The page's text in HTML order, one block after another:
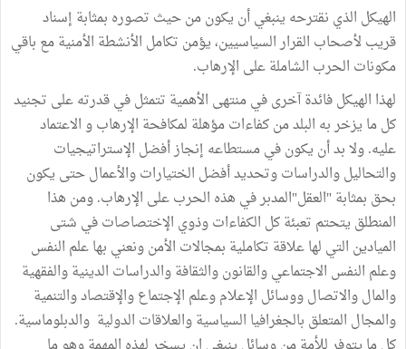
الهيكل الذي نقترحه ينبغي أن يكون من حيث تصوره بمثابة إسناد
قريب لأصحاب القرار السياسيين، يؤمن تكامل الأنشطة الأمنية مع باقي
مكونات الحرب الشاملة على الإرهاب.
لهذا الهيكل فائدة آخرى في منتهى الأهمية تتمثل في قدرته على تجنيد
كل ما يزخر به البلد من كفاءات مؤهلة لمكافحة الإرهاب و الاعتماد
عليه. ولا بد أن يكون في مستطاعه إنجاز أفضل الإستراتيجيات
والتحاليل والدراسات وتحديد أفضل الختيارات والأعمال حتى يكون
بحق بمثابة "العقل"المدبر في هذه الحرب على الإرهاب. ومن هذا
المنطلق يتحتم تعبئة كل الكفاءات وذوي الإختصاصات في شتى
الميادين التي لها علاقة تكاملية بمجالات الأمن ونعني بها علم النفس
وعلم النفس الاجتماعي والقانون والثقافة والدراسات الدينية والفقهية
والمال والاتصال ووسائل الإعلام وعلم الإجتماع والإقتصاد والتنمية
والمجال المتعلق بالجغرافيا السياسية والعلاقات الدولية والدبلوماسية.